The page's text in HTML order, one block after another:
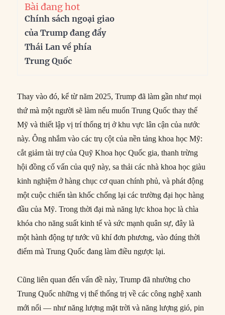
Bài đang hot
Chính sách ngoại giao
của Trump đang đẩy
Thái Lan về phía
Trung Quốc
Thay vào đó, kể từ năm 2025, Trump đã làm gần như mọi
thứ mà một người sẽ làm nếu muốn Trung Quốc thay thế
Mỹ và thiết lập vị trí thống trị ở khu vực lân cận của nước
này. Ông nhắm vào các trụ cột của nền tảng khoa học Mỹ:
cắt giảm tài trợ của Quỹ Khoa học Quốc gia, thanh trừng
hội đồng cố vấn của quỹ này, sa thải các nhà khoa học giàu
kinh nghiệm ở hàng chục cơ quan chính phủ, và phát động
một cuộc chiến tàn khốc chống lại các trường đại học hàng
đầu của Mỹ. Trong thời đại mà năng lực khoa học là chìa
khóa cho năng suất kinh tế và sức mạnh quân sự, đây là
một hành động tự tước vũ khí đơn phương, vào đúng thời
điểm mà Trung Quốc đang làm điều ngược lại.
Cũng liên quan đến vấn đề này, Trump đã nhường cho
Trung Quốc những vị thế thống trị về các công nghệ xanh
mới nổi — như năng lượng mặt trời và năng lượng gió, pin